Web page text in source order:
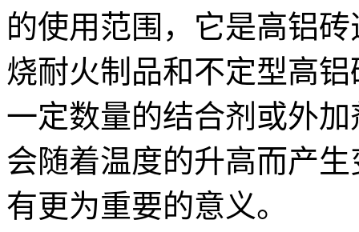
的使用范围，它是高铝
烧耐火制品和不定型高
一定数量的结合剂或外
会随着温度的升高而产
有更为重要的意义。